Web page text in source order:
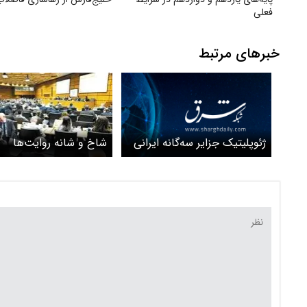
فعلی
خبرهای مرتبط
ژئوپلیتیک جزایر سه‌گانه ایرانی شاخ و شانه روایت‌ها